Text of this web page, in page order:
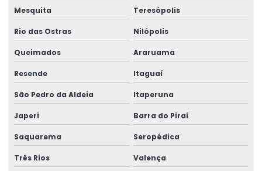
Equipamentos swf krantechnik brasil
Especialista Em Manutenção De Cargas
Esteira porta cabo para ponte rolante
Fabricação de caminho de rolamento
Freio para ponte rolante multimarcas
Mesquita Teresópolis
Rio das Ostras Nilópolis
Queimados Araruama
Resende Itaguaí
São Pedro da Aldeia Itaperuna
Japeri Barra do Piraí
Saquarema Seropédica
Três Rios Valença